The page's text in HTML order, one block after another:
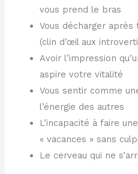
vous prend le bras
Vous décharger après
(clin d’œil aux
Avoir l’impression
aspire votre vitalité
Vous sentir comme
l’énergie des autres
L’incapacité à faire
« vacances » sans
Le cerveau qui ne